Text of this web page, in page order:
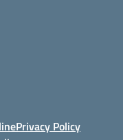
Privacy Policy